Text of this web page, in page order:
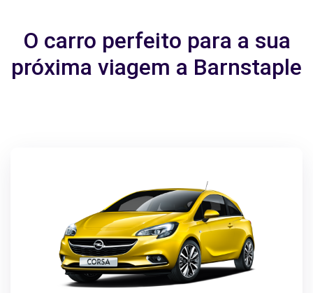
O carro perfeito para a sua
próxima viagem a Barnstaple